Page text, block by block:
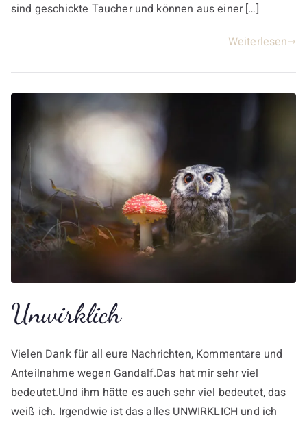
sind geschickte Taucher und können aus einer […]
Weiterlesen
Unwirklich
Vielen Dank für all eure Nachrichten, Kommentare und
Anteilnahme wegen Gandalf.Das hat mir sehr viel
bedeutet.Und ihm hätte es auch sehr viel bedeutet, das
weiß ich. Irgendwie ist das alles UNWIRKLICH und ich